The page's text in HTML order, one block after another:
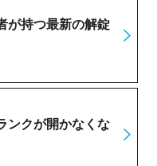
が持つ最新の解錠
ンクが開かなくな